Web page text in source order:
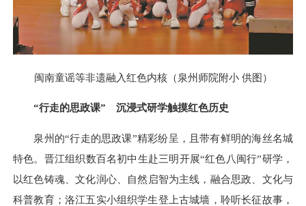
闽南童谣等非遗融入红色内核（泉州师院附小 供图）
“行走的思政课” 沉浸式研学触摸红色历史
泉州的“行走的思政课”精彩纷呈，且带有鲜明的海丝名城
特色。晋江组织数百名初中生赴三明开展“红色八闽行”研学，
以红色铸魂、文化润心、自然启智为主线，融合思政、文化与
科普教育；洛江五实小组织学生登上古城墙，聆听长征故事，